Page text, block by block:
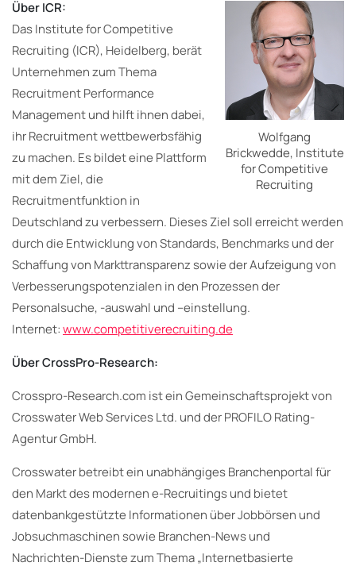
Wolfgang
Brickwedde, Institute
for Competitive
Recruiting
Über ICR:
Das Institute for Competitive
Recruiting (ICR), Heidelberg, berät
Unternehmen zum Thema
Recruitment Performance
Management und hilft ihnen dabei,
ihr Recruitment wettbewerbsfähig
zu machen. Es bildet eine Plattform
mit dem Ziel, die
Recruitmentfunktion in
Deutschland zu verbessern. Dieses Ziel soll erreicht werden
durch die Entwicklung von Standards, Benchmarks und der
Schaffung von Markttransparenz sowie der Aufzeigung von
Verbesserungspotenzialen in den Prozessen der
Personalsuche, -auswahl und –einstellung.
Internet:www.competitiverecruiting.de
Über CrossPro-Research:
Crosspro-Research.com ist ein Gemeinschaftsprojekt von
Crosswater Web Services Ltd. und der PROFILO Rating-
Agentur GmbH.
Crosswater betreibt ein unabhängiges Branchenportal für
den Markt des modernen e-Recruitings und bietet
datenbankgestützte Informationen über Jobbörsen und
Jobsuchmaschinen sowie Branchen-News und
Nachrichten-Dienste zum Thema „Internetbasierte